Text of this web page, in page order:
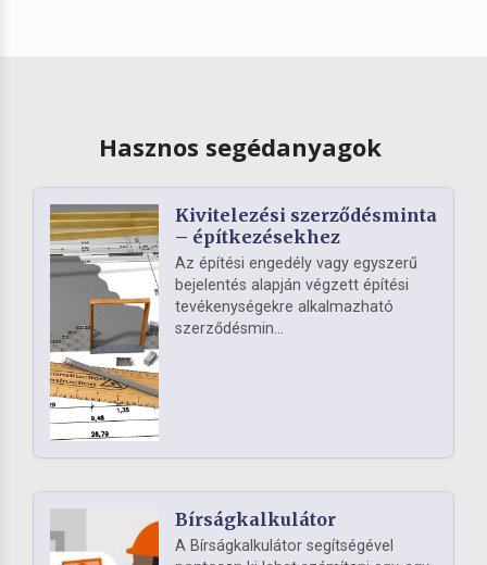
Hasznos segédanyagok
Kivitelezési szerződésminta
– építkezésekhez
Az építési engedély vagy egyszerű
bejelentés alapján végzett építési
tevékenységekre alkalmazható
szerződésmin...
Bírságkalkulátor
A Bírságkalkulátor segítségével